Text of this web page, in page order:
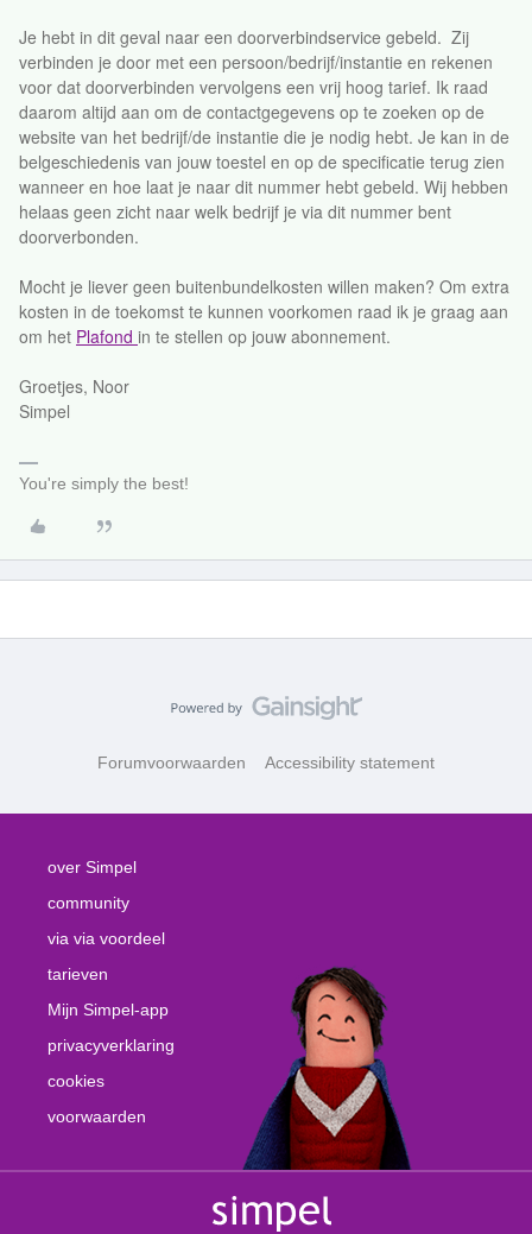
Je hebt in dit geval naar een doorverbindservice gebeld. Zij
verbinden je door met een persoon/bedrijf/instantie en rekenen
voor dat doorverbinden vervolgens een vrij hoog tarief. Ik raad
daarom altijd aan om de contactgegevens op te zoeken op de
website van het bedrijf/de instantie die je nodig hebt. Je kan in de
belgeschiedenis van jouw toestel en op de specificatie terug zien
wanneer en hoe laat je naar dit nummer hebt gebeld. Wij hebben
helaas geen zicht naar welk bedrijf je via dit nummer bent
doorverbonden.
Mocht je liever geen buitenbundelkosten willen maken? Om extra
kosten in de toekomst te kunnen voorkomen raad ik je graag aan
om het Plafond in te stellen op jouw abonnement.
Groetjes, Noor
Simpel
You're simply the best!
Forumvoorwaarden Accessibility statement
over Simpel
community
via via voordeel
tarieven
Mijn Simpel-app
privacyverklaring
cookies
voorwaarden